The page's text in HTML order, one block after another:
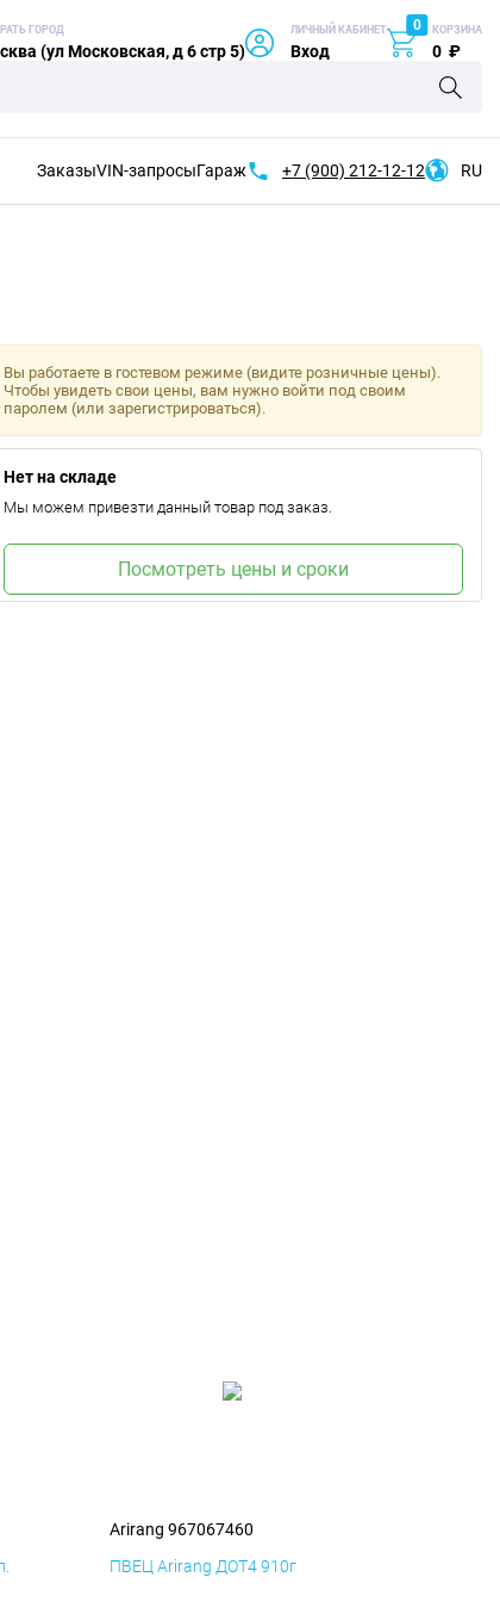
ГОРОД
(ул Московская, д 6 стр 5)
ЛИЧНЫЙ КАБИНЕТ
Вход
0 КОРЗИНА
0 ₽
ЗаказыVIN-запросыГараж +7 (900) 212-12-12 RU
Вы работаете в гостевом режиме (видите розничные цены).
Чтобы увидеть свои цены, вам нужно войти под своим
паролем (или зарегистрироваться).
Нет на складе
Мы можем привезти данный товар под заказ.
Посмотреть цены и сроки
Arirang 967067460
ПВЕЦ Arirang ДОТ4 910г